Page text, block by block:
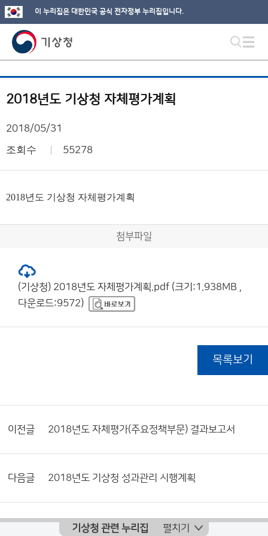
이 누리집은 대한민국 공식 전자정부 누리집입니다.
2018년도 기상청 자체평가계획
2018/05/31
조회수 55278
2018년도 기상청 자체평가계획
첨부파일
(기상청) 2018년도 자체평가계획.pdf (크기:1.938MB ,
다운로드:9572)
목록보기
이전글 2018년도 자체평가(주요정책부문) 결과보고서
다음글 2018년도 기상청 성과관리 시행계획
기상청 관련 누리집 펼치기